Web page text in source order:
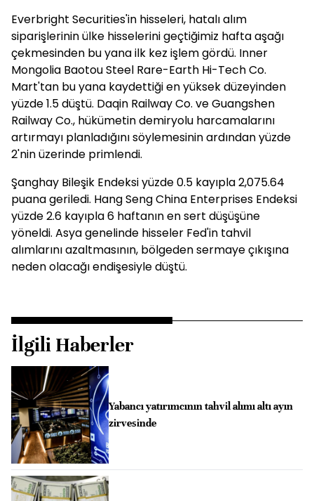
Everbright Securities'in hisseleri, hatalı alım
siparişlerinin ülke hisselerini geçtiğimiz hafta aşağı
çekmesinden bu yana ilk kez işlem gördü. Inner
Mongolia Baotou Steel Rare-Earth Hi-Tech Co.
Mart'tan bu yana kaydettiği en yüksek düzeyinden
yüzde 1.5 düştü. Daqin Railway Co. ve Guangshen
Railway Co., hükümetin demiryolu harcamalarını
artırmayı planladığını söylemesinin ardından yüzde
2'nin üzerinde primlendi.
Şanghay Bileşik Endeksi yüzde 0.5 kayıpla 2,075.64
puana geriledi. Hang Seng China Enterprises Endeksi
yüzde 2.6 kayıpla 6 haftanın en sert düşüşüne
yöneldi. Asya genelinde hisseler Fed'in tahvil
alımlarını azaltmasının, bölgeden sermaye çıkışına
neden olacağı endişesiyle düştü.
İlgili Haberler
Yabancı yatırımcının tahvil alımı altı ayın
zirvesinde